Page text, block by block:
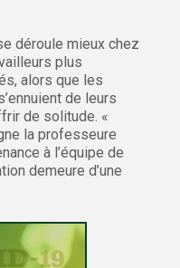
déroule mieux chez
plus
alors que les
de leurs
de solitude. «
la professeure
à l’équipe de
demeure d’une